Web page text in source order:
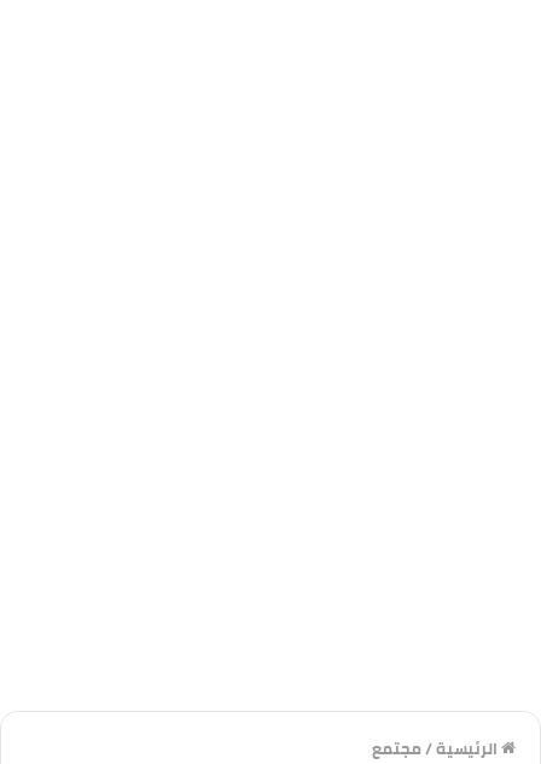
الرئيسية/مجتمع